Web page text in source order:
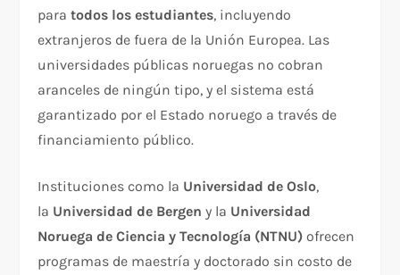
paratodos los estudiantes, incluyendo
extranjeros de fuera de la Unión Europea. Las
universidades públicas noruegas no cobran
aranceles de ningún tipo, y el sistema está
garantizado por el Estado noruego a través de
financiamiento público.
Instituciones como la Universidad de Oslo,
la Universidad de Bergen y la Universidad
Noruega de Ciencia y Tecnología (NTNU) ofrecen
programas de maestría y doctorado sin costo de